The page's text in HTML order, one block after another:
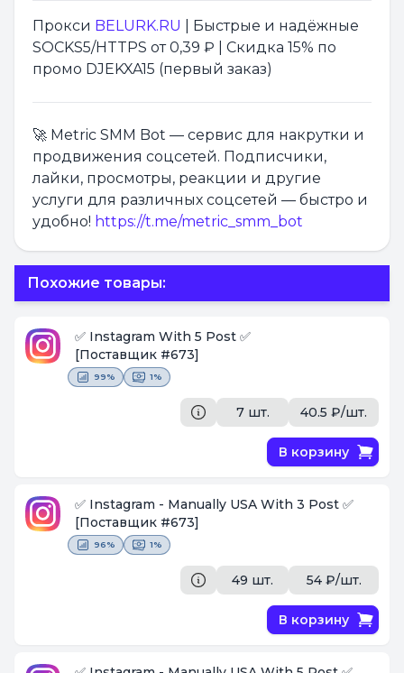
Прокси BELURK.RU
| Быстрые и надёжные
SOCKS5/HTTPS от 0,39 ₽ | Скидка 15% по
промо DJEKXA15 (первый заказ)
🚀 Metric SMM Bot — сервис для накрутки и
продвижения соцсетей. Подписчики,
лайки, просмотры, реакции и другие
услуги для различных соцсетей — быстро и
удобно! https://t.me/metric_smm_bot
Похожие товары:
✅ Instagram With 5 Post ✅
[Поставщик #673]
99% 1%
7 шт. 40.5 ₽/шт.
В корзину
✅ Instagram - Manually USA With 3 Post ✅
[Поставщик #673]
96% 1%
49 шт. 54 ₽/шт.
В корзину